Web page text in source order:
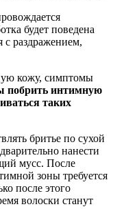
будет поведена
с раздражением,
кожу, симптомы
побрить интимную
таких
бритье по сухой
нанести
мусс. После
зоны требуется
после этого
волоски станут